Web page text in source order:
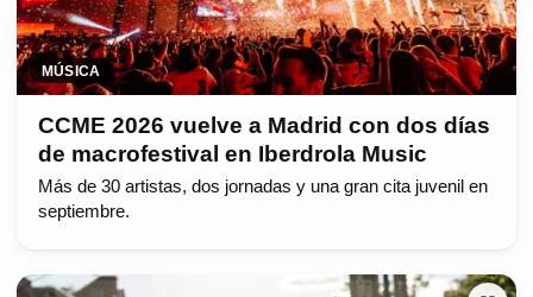
MÚSICA
CCME 2026 vuelve a Madrid con dos días
de macrofestival en Iberdrola Music
Más de 30 artistas, dos jornadas y una gran cita juvenil en
septiembre.